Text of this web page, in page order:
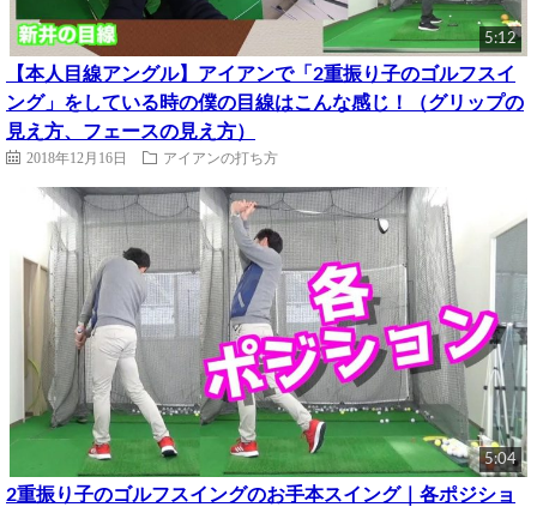
5:12
【本人目線アングル】アイアンで「2重振り子のゴルフスイ
ング」をしている時の僕の目線はこんな感じ！（グリップの
見え方、フェースの見え方）
2018年12月16日 アイアンの打ち方
5:04
2重振り子のゴルフスイングのお手本スイング｜各ポジショ